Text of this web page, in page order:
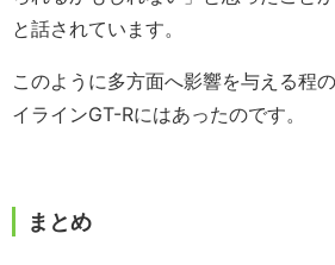
と話されています。
このように多方面へ影響を与える程
イラインGT-Rにはあったのです。
まとめ